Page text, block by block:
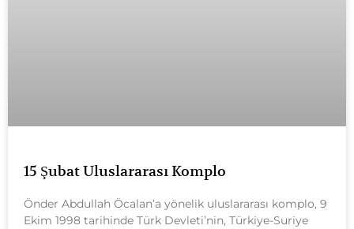
15 Şubat Uluslararası Komplo
Önder Abdullah Öcalan’a yönelik uluslararası komplo, 9
Ekim 1998 tarihinde Türk Devleti’nin, Türkiye-Suriye